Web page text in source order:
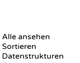
Alle ansehen
Sortieren
Datenstrukturen